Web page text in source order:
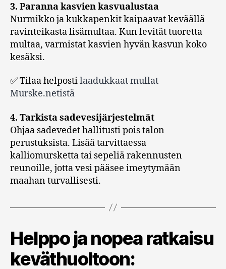
3. Paranna kasvien kasvualustaa
Nurmikko ja kukkapenkit kaipaavat keväällä
ravinteikasta lisämultaa. Kun levität tuoretta
multaa, varmistat kasvien hyvän kasvun koko
kesäksi.
✅ Tilaa helpostilaadukkaat mullat
Murske.netistä
4. Tarkista sadevesijärjestelmät
Ohjaa sadevedet hallitusti pois talon
perustuksista. Lisää tarvittaessa
kalliomursketta tai sepeliä rakennusten
reunoille, jotta vesi pääsee imeytymään
maahan turvallisesti.
Helppo ja nopea ratkaisu
keväthuoltoon: